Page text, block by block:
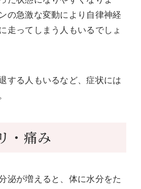
の急激な変動により自律神経
走ってしまう人もいるでしょ
する人もいるなど、症状には
・痛み
泌が増えると、体に水分をた